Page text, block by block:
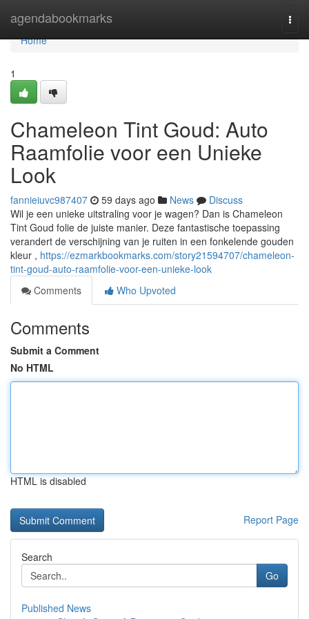
agendabookmarks
Home
Home
1
Chameleon Tint Goud: Auto
Raamfolie voor een Unieke
Look
fannieiuvc987407 59 days ago News
Discuss
Wil je een unieke uitstraling voor je wagen? Dan is Chameleon
Tint Goud folie de juiste manier. Deze fantastische toepassing
verandert de verschijning van je ruiten in een fonkelende gouden
kleur , https://ezmarkbookmarks.com/story21594707/chameleon-
tint-goud-auto-raamfolie-voor-een-unieke-look
Comments
Who Upvoted
Comments
Submit a Comment
No HTML
HTML is disabled
Report Page
Search
Go
Published News